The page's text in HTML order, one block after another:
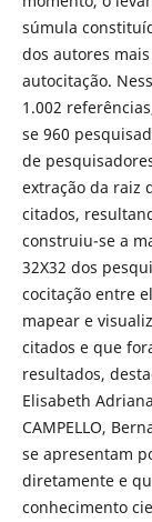
súmula
dos autores
autocitação.
1.002
se 960
de
extração da raiz
citados,
construiu-se a
32X32 dos
cocitação entre
mapear e
citados e que
resultados,
Elisabeth
CAMPELLO,
se apresentam
diretamente e
conhecimento